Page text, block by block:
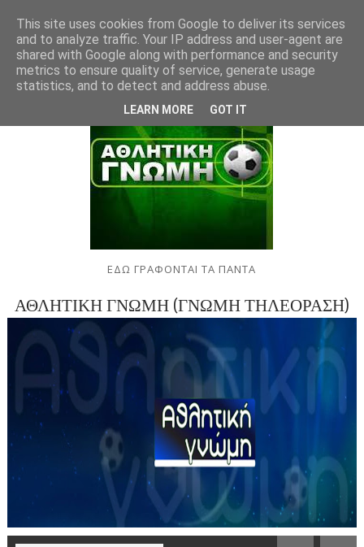
ΕΔΩ ΓΡΑΦΟΝΤΑΙ ΤΑ ΠΑΝΤΑ
ΑΘΛΗΤΙΚΗ ΓΝΩΜΗ (ΓΝΩΜΗ ΤΗΛΕΟΡΑΣΗ)
This site uses cookies from Google to deliver its services
and to analyze traffic. Your IP address and user-agent are
shared with Google along with performance and security
metrics to ensure quality of service, generate usage
statistics, and to detect and address abuse.
LEARN MORE GOT IT